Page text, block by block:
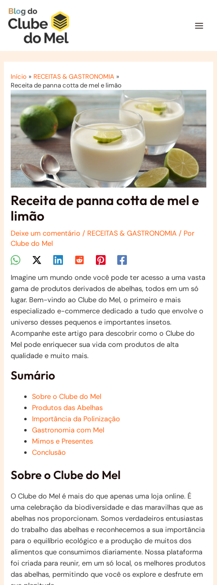
para
conteúdo
Início
RECEITAS & GASTRONOMIA
Receita de panna cotta de mel e limão
Receita de panna cotta de mel e
limão
Deixe um comentário / RECEITAS & GASTRONOMIA / Por
Clube do Mel
Imagine um mundo onde você pode ter acesso a uma vasta
gama de produtos derivados de abelhas, todos em um só
lugar. Bem-vindo ao Clube do Mel, o primeiro e mais
especializado e-commerce dedicado a tudo que envolve o
universo desses pequenos e importantes insetos.
Acompanhe este artigo para descobrir como o Clube do
Mel pode enriquecer sua vida com produtos de alta
qualidade e muito mais.
Sumário
Sobre o Clube do Mel
Produtos das Abelhas
Importância da Polinização
Gastronomia com Mel
Mimos e Presentes
Conclusão
Sobre o Clube do Mel
O Clube do Mel é mais do que apenas uma loja online. É
uma celebração da biodiversidade e das maravilhas que as
abelhas nos proporcionam. Somos verdadeiros entusiastas
do trabalho das abelhas e reconhecemos a sua importância
para o equilíbrio ecológico e a produção de muitos dos
alimentos que consumimos diariamente. Nossa plataforma
foi criada para reunir, em um só local, os melhores produtos
das abelhas, permitindo que você os explore e desfrute em